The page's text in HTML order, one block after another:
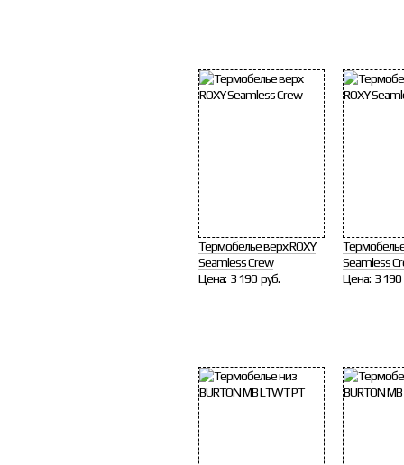
Термобелье верх ROXY
Seamless Crew
Цена: 3 190 руб.
Seamless
Цена: 3 190